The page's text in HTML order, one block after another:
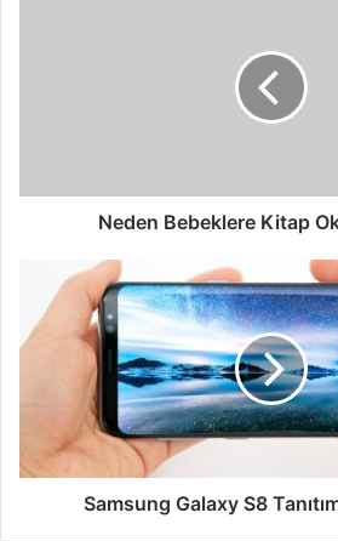
Neden Bebeklere Kitap
Samsung
Galaxy
S8
Tanıtımı
Samsung Galaxy S8